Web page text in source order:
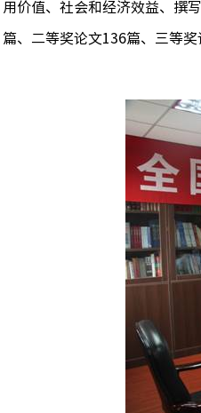
用价值、社会和经济效益、撰
篇、二等奖论文136篇、三等